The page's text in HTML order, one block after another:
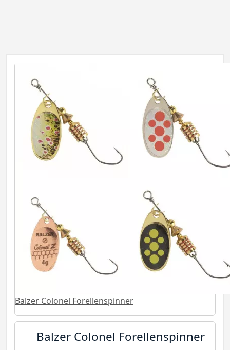
Balzer Colonel Forellenspinner
Balzer Colonel Forellenspinner